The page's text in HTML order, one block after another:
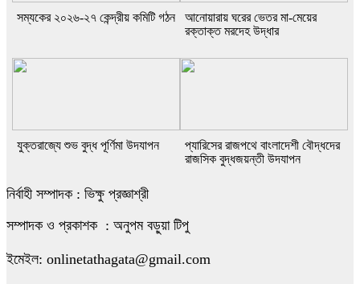
সম্যকের ২০২৬-২৭ কেন্দ্রীয় কমিটি গঠন
আনোয়ারায় ঘরের ভেতর মা-মেয়ের
রক্তাক্ত মরদেহ উদ্ধার
যুক্তরাজ্যে শুভ বুদ্ধ পূর্ণিমা উদযাপন
প্যারিসের রাজপথে বাংলাদেশী বৌদ্ধদের
রাজসিক বুদ্ধজয়ন্তী উদযাপন
নির্বাহী সম্পাদক : ভিক্ষু প্রজ্ঞাশ্রী
সম্পাদক ও প্রকাশক : অনুপম বড়ুয়া টিপু
ইমেইল: onlinetathagata@gmail.com